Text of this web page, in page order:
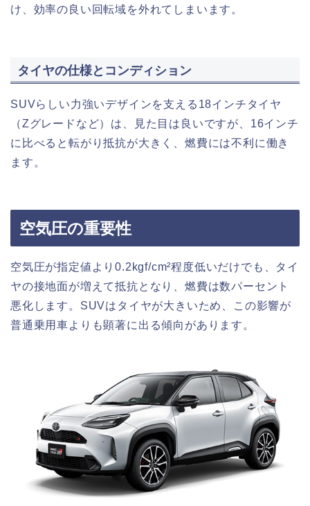
け、効率の良い回転域を外れてしまいます。
タイヤの仕様とコンディション
SUVらしい力強いデザインを支える18インチタイヤ
（Zグレードなど）は、見た目は良いですが、16インチ
に比べると転がり抵抗が大きく、燃費には不利に働き
ます。
空気圧の重要性
空気圧が指定値より0.2kgf/cm²程度低いだけでも、タイ
ヤの接地面が増えて抵抗となり、燃費は数パーセント
悪化します。SUVはタイヤが大きいため、この影響が
普通乗用車よりも顕著に出る傾向があります。